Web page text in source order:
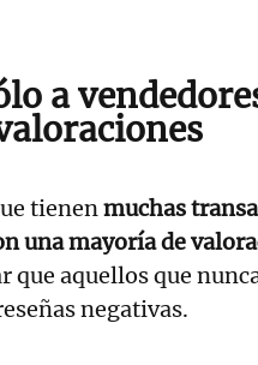
a
tienenmuchas
una mayoría de
que aquellos que
negativas.